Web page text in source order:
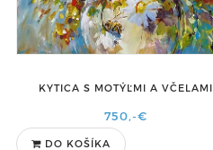
KYTICA S MOTÝĽMI A VČELAMI
750,-€
DO KOŠÍKA